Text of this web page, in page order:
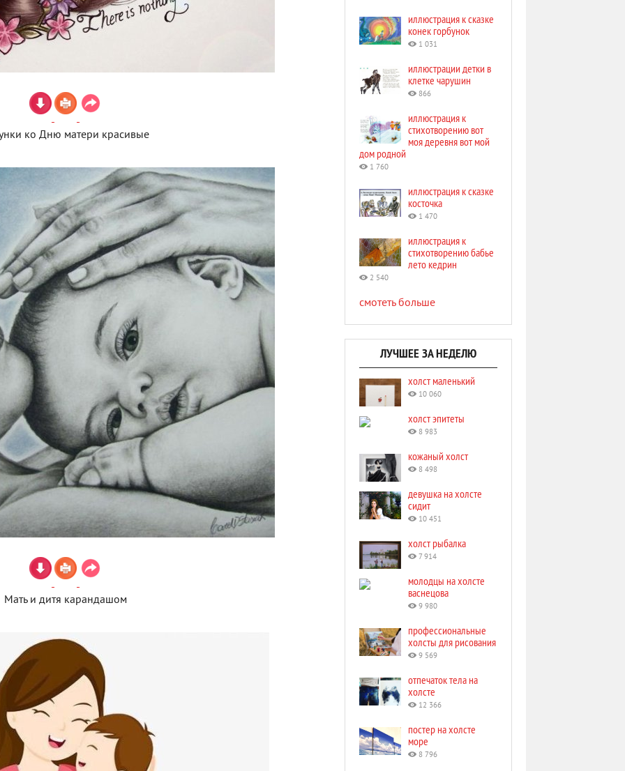
ко Дню матери красивые
Мать и дитя карандашом
иллюстрация к сказке
конек горбунок
1 031
иллюстрации детки в
клетке чарушин
866
иллюстрация к
стихотворению вот
моя деревня вот мой
дом родной
1 760
иллюстрация к сказке
косточка
1 470
иллюстрация к
стихотворению бабье
лето кедрин
2 540
смотеть больше
ЛУЧШЕЕ ЗА НЕДЕЛЮ
холст маленький
10 060
холст эпитеты
8 983
кожаный холст
8 498
девушка на холсте
сидит
10 451
холст рыбалка
7 914
молодцы на холсте
васнецова
9 980
профессиональные
холсты для рисования
9 569
отпечаток тела на
холсте
12 366
постер на холсте
море
8 796